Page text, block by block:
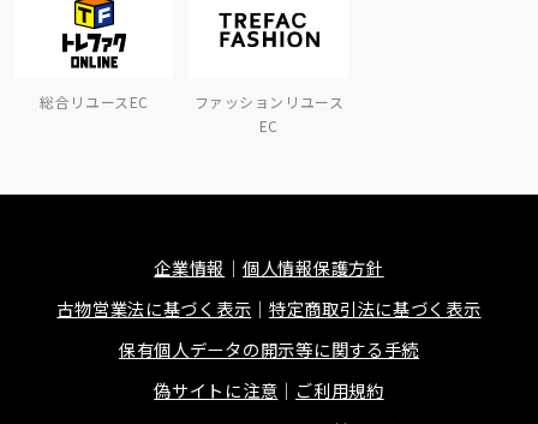
総合リユースEC
ファッションリユース
EC
企業情報
個人情報保護方針
古物営業法に基づく表示
特定商取引法に基づく表示
保有個人データの開示等に関する手続
偽サイトに注意
ご利用規約